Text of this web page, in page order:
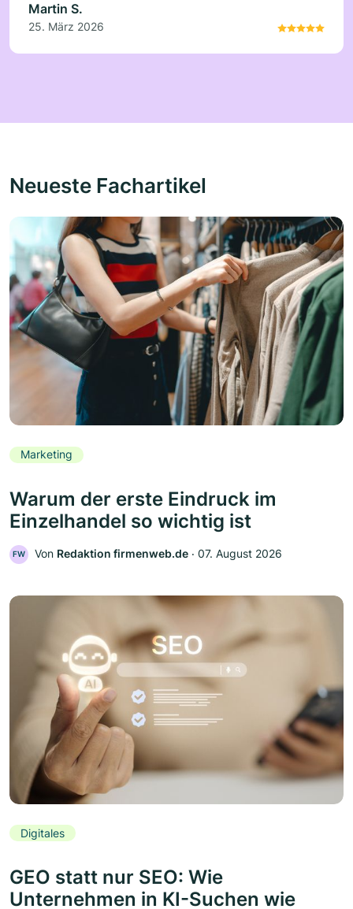
Martin S.
25. März 2026
Neueste Fachartikel
Marketing
Warum der erste Eindruck im
Einzelhandel so wichtig ist
FW Von Redaktion firmenweb.de ‧ 07. August 2026
Digitales
GEO statt nur SEO: Wie
Unternehmen in KI-Suchen wie